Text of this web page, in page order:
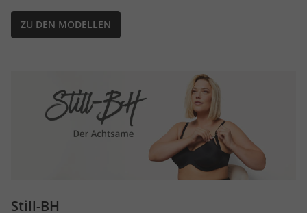
ZU DEN MODELLEN
Still-BH